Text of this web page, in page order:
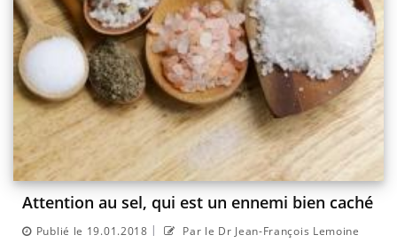
Attention au sel, qui est un ennemi bien caché
Publié le 19.01.2018 | Par le Dr Jean-François Lemoine